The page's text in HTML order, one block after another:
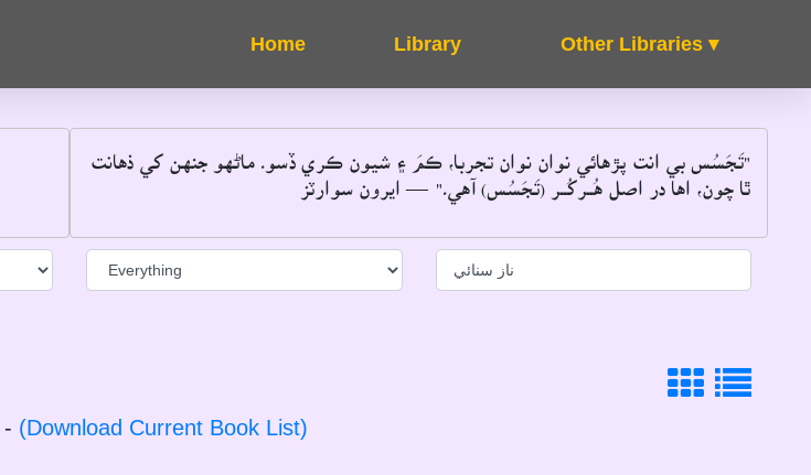
About FAQ's
Other Libraries ▾
"تَجَسُس بي انت پڙهائي نوان نوان تجربا، ڪمَ ۽ شيون ڪري ڏسو۔ ماڻهو جنهن کي ذهانت
ٿا چون، اها در اصل هُــرکُــر (تَجَسُس) آهي۔" ― ايرون سوارٽز
(Download Current Book List)